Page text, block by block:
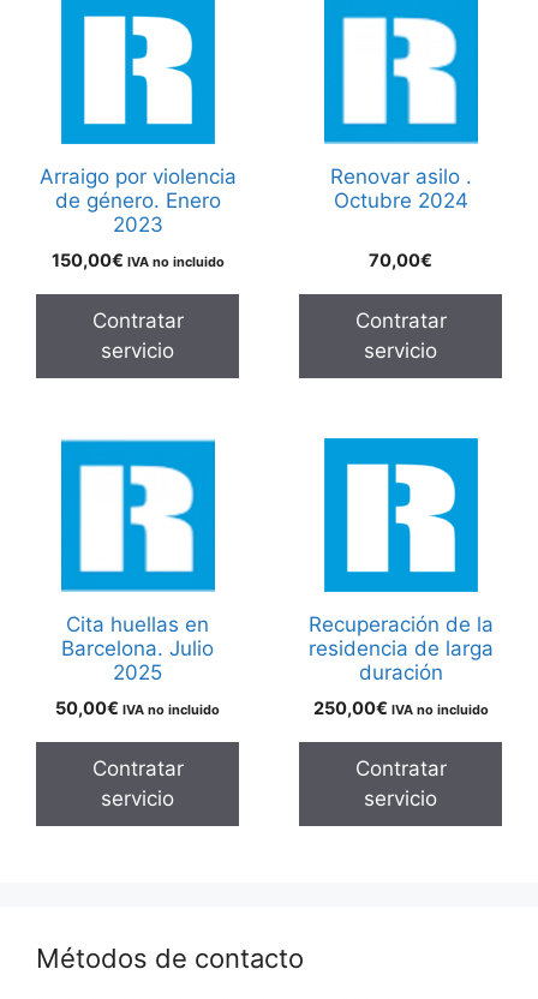
Arraigo por violencia
de género. Enero
2023
150,00€ IVA no incluido
Contratar
servicio
Renovar asilo .
Octubre 2024
70,00€
Contratar
servicio
Cita huellas en
Barcelona. Julio
2025
50,00€ IVA no incluido
Contratar
servicio
Recuperación de la
residencia de larga
duración
250,00€ IVA no incluido
Contratar
servicio
Métodos de contacto